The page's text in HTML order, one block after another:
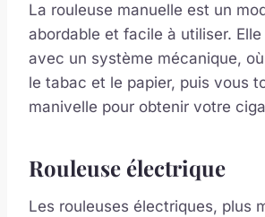
La rouleuse manuelle est un
abordable et facile à utiliser.
avec un système mécanique,
le tabac et le papier, puis vous
manivelle pour obtenir votre
Rouleuse électrique
Les rouleuses électriques, plus